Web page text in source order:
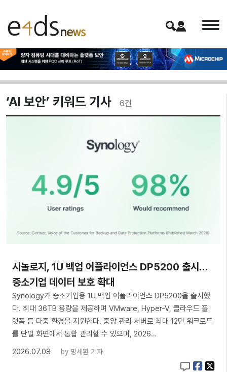
‘AI 보안’ 키워드 기사 6건
시놀로지, 1U 백업 어플라이언스 DP5200 출시…
중소기업 데이터 보호 확대
Synology가 중소기업용 1U 백업 어플라이언스 DP5200을 출시했
다. 최대 36TB 용량을 제공하며 VMware, Hyper-V, 클라우드 플
랫폼 등 다중 환경을 지원한다. 중앙 관리 서버로 최대 12만 워크로드
를 단일 화면에서 통합 관리할 수 있으며, 2026…
2026.07.08
by 명세환 기자